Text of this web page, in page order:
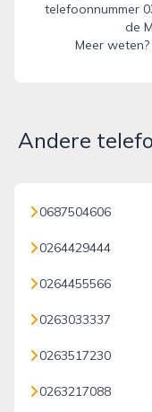
telefoonnummer
de
Meer weten?
Andere
0687504606
0264429444
0264455566
0263033337
0263517230
0263217088